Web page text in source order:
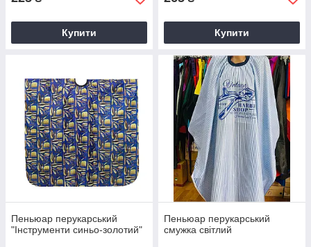
Купити Купити
Пеньюар перукарський
"Інструменти синьо-золотий"
Пеньюар перукарський
смужка світлий